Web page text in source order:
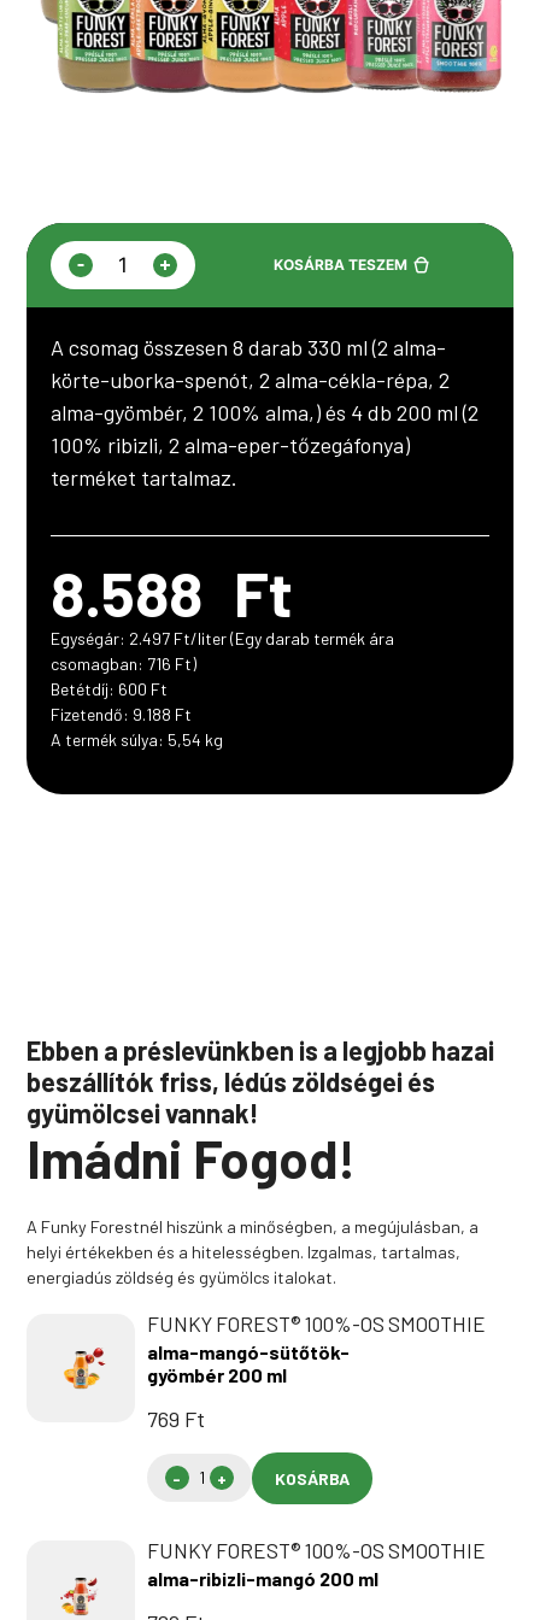
8.588 Ft
Egységár: 2.497 Ft/liter (Egy darab termék ára
csomagban: 716 Ft)
Betétdíj: 600 Ft
Fizetendő: 9.188 Ft
A termék súlya: 5,54 kg
A csomag összesen 8 darab 330 ml (2 alma-
körte-uborka-spenót, 2 alma-cékla-répa, 2
alma-gyömbér, 2 100% alma,) és 4 db 200 ml (2
100% ribizli, 2 alma-eper-tőzegáfonya)
terméket tartalmaz.
-
BENU
Box
by
Funky
mennyiség
+ KOSÁRBA TESZEM
Ebben a préslevünkben is a legjobb hazai
beszállítók friss, lédús zöldségei és
gyümölcsei vannak!
Imádni Fogod!
A Funky Forestnél hiszünk a minőségben, a megújulásban, a
helyi értékekben és a hitelességben. Izgalmas, tartalmas,
energiadús zöldség és gyümölcs italokat.
FUNKY FOREST® 100%-OS SMOOTHIE
alma-mangó-sütőtök-
gyömbér 200 ml
769 Ft
KOSÁRBA
FUNKY FOREST® 100%-OS SMOOTHIE
alma-ribizli-mangó 200 ml